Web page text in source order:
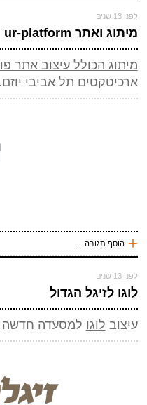
שלח תגובה
*מייל
*אנטי
שלח תגובה
לפני 13 שנים
מיתוג ואתר ur-platform
מיתוג הכולל עיצוב אתר
ארכיטקטים תל אביבי יוזם.
+ הוסף תגובה ...
*מייל
לפני 13 שנים
לוגו לזיגל הגדול
עיצוב לוגו למסעדה חדשה